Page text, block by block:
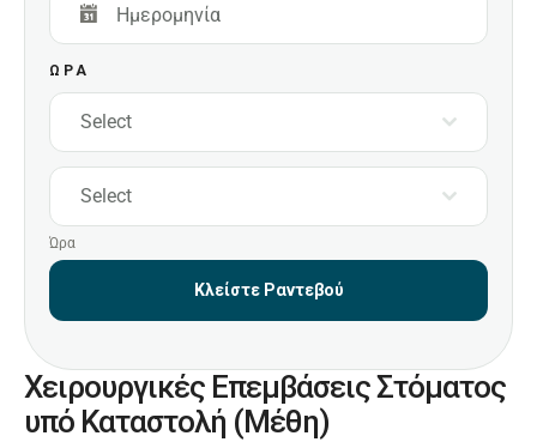
ΩΡΑ
Select
Select
Ώρα
Κλείστε Ραντεβού
Χειρουργικές Επεμβάσεις Στόματος
υπό Καταστολή (Μέθη)